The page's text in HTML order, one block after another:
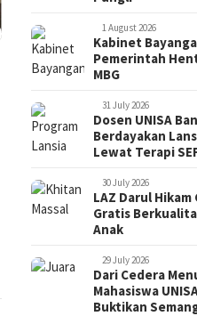
1 August 2026
Kabinet
Pemerintah
MBG
31 July 2026
Dosen UNISA
Berdayakan
Lewat Terapi
30 July 2026
LAZ Darul
Gratis
Anak
29 July 2026
Dari Cedera
Mahasiswa
Buktikan